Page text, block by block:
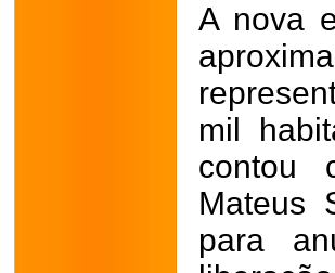
A nova
mil
contou
Mateus
para